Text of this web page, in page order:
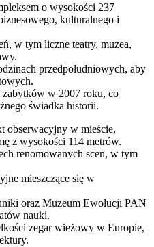
o wysokości 237
kulturalnego i
w tym liczne teatry, muzea,
przedpołudniowych, aby
zabytków w 2007 roku, co
świadka historii.
obserwacyjny w mieście,
z wysokości 114 metrów.
renomowanych scen, w tym
mieszczące się w
oraz Muzeum Ewolucji PAN
nauki.
zegar wieżowy w Europie,